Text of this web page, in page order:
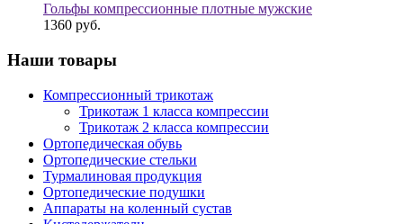
Гольфы компрессионные плотные мужские
1360 руб.
Наши товары
Компрессионный трикотаж
Трикотаж 1 класса компрессии
Трикотаж 2 класса компрессии
Ортопедическая обувь
Ортопедические стельки
Турмалиновая продукция
Ортопедические подушки
Аппараты на коленный сустав